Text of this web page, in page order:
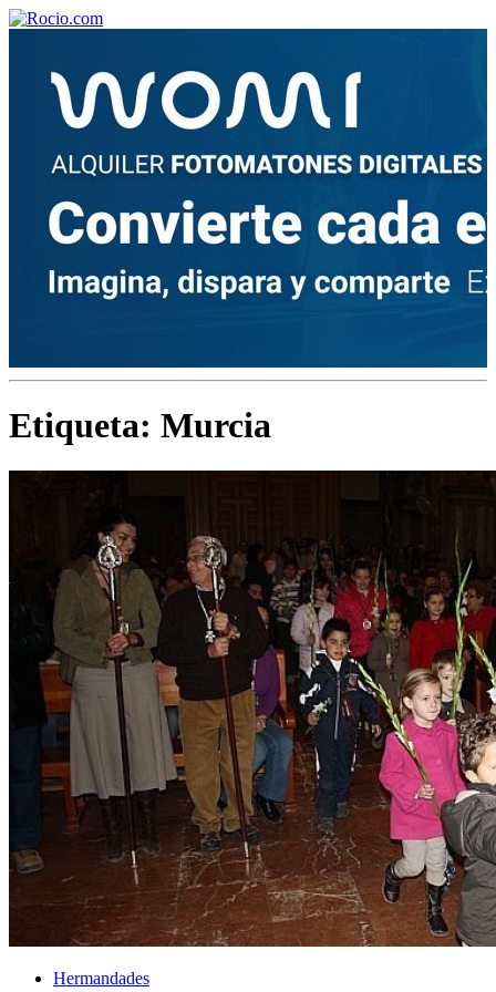
Etiqueta: Murcia
Hermandades
¡Bienvenido! Soy el asistente virtual de rocio.com.
¿En qué puedo ayudarte?
¿Cuántas hermandades participan en la romería?
¿Cuándo se construyó la primera ermita?
El traslado cada siete años
¿Cuales son los actos principales que se celebran en el
Rocío?
Quiero hacer el camino,¿que tengo que hacer?
En el Rocío, ¿dónde me alojo?